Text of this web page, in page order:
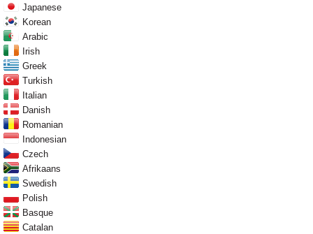
Japanese
Korean
Arabic
Irish
Greek
Turkish
Italian
Danish
Romanian
Indonesian
Czech
Afrikaans
Swedish
Polish
Basque
Catalan